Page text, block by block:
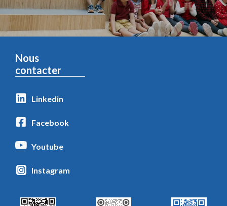
Nous
contacter
Linkedin
Facebook
Youtube
Instagram